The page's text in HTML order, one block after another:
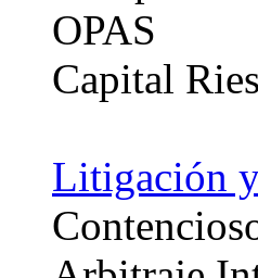
OPAS
Capital
Litigación